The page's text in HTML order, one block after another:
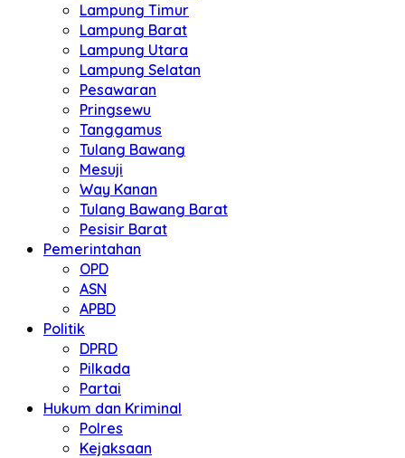
Lampung Timur
Lampung Barat
Lampung Utara
Lampung Selatan
Pesawaran
Pringsewu
Tanggamus
Tulang Bawang
Mesuji
Way Kanan
Tulang Bawang Barat
Pesisir Barat
Pemerintahan
OPD
ASN
APBD
Politik
DPRD
Pilkada
Partai
Hukum dan Kriminal
Polres
Kejaksaan